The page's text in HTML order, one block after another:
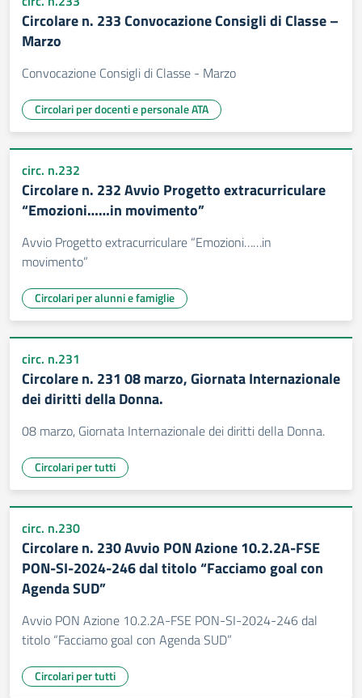
Circolare n. 233 Convocazione Consigli di Classe –
Marzo
Convocazione Consigli di Classe - Marzo
Circolari per docenti e personale ATA
circ. n.232
Circolare n. 232 Avvio Progetto extracurriculare
“Emozioni……in movimento”
Avvio Progetto extracurriculare “Emozioni……in
movimento”
Circolari per alunni e famiglie
circ. n.231
Circolare n. 231 08 marzo, Giornata Internazionale
dei diritti della Donna.
08 marzo, Giornata Internazionale dei diritti della Donna.
Circolari per tutti
circ. n.230
Circolare n. 230 Avvio PON Azione 10.2.2A-FSE
PON-SI-2024-246 dal titolo “Facciamo goal con
Agenda SUD”
Avvio PON Azione 10.2.2A-FSE PON-SI-2024-246 dal
titolo “Facciamo goal con Agenda SUD”
Circolari per tutti